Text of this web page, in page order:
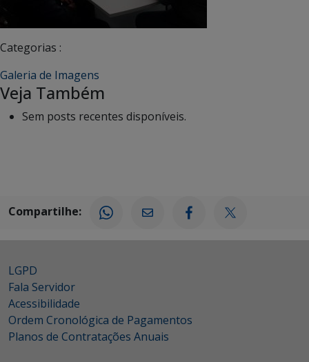
Categorias :
Galeria de Imagens
Veja Também
Sem posts recentes disponíveis.
Compartilhe:
LGPD
Fala Servidor
Acessibilidade
Ordem Cronológica de Pagamentos
Planos de Contratações Anuais